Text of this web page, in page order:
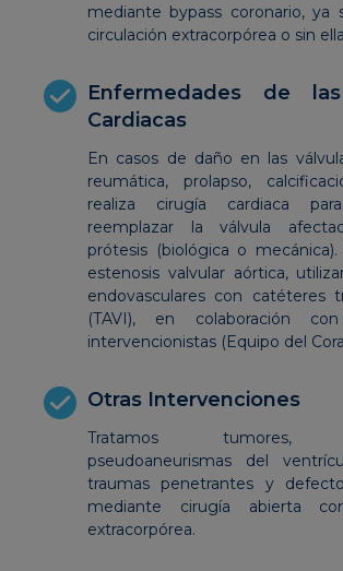
mediante bypass coronario, ya
circulación extracorpórea o sin
Enfermedades de
Cardiacas
En casos de daño en las
reumática, prolapso,
realiza cirugía cardiaca
reemplazar la válvula
prótesis (biológica o
estenosis valvular aórtica,
endovasculares con catéteres
(TAVI), en colaboración
intervencionistas (Equipo del
Otras Intervenciones
Tratamos tumores,
pseudoaneurismas del
traumas penetrantes y
mediante cirugía abierta
extracorpórea.